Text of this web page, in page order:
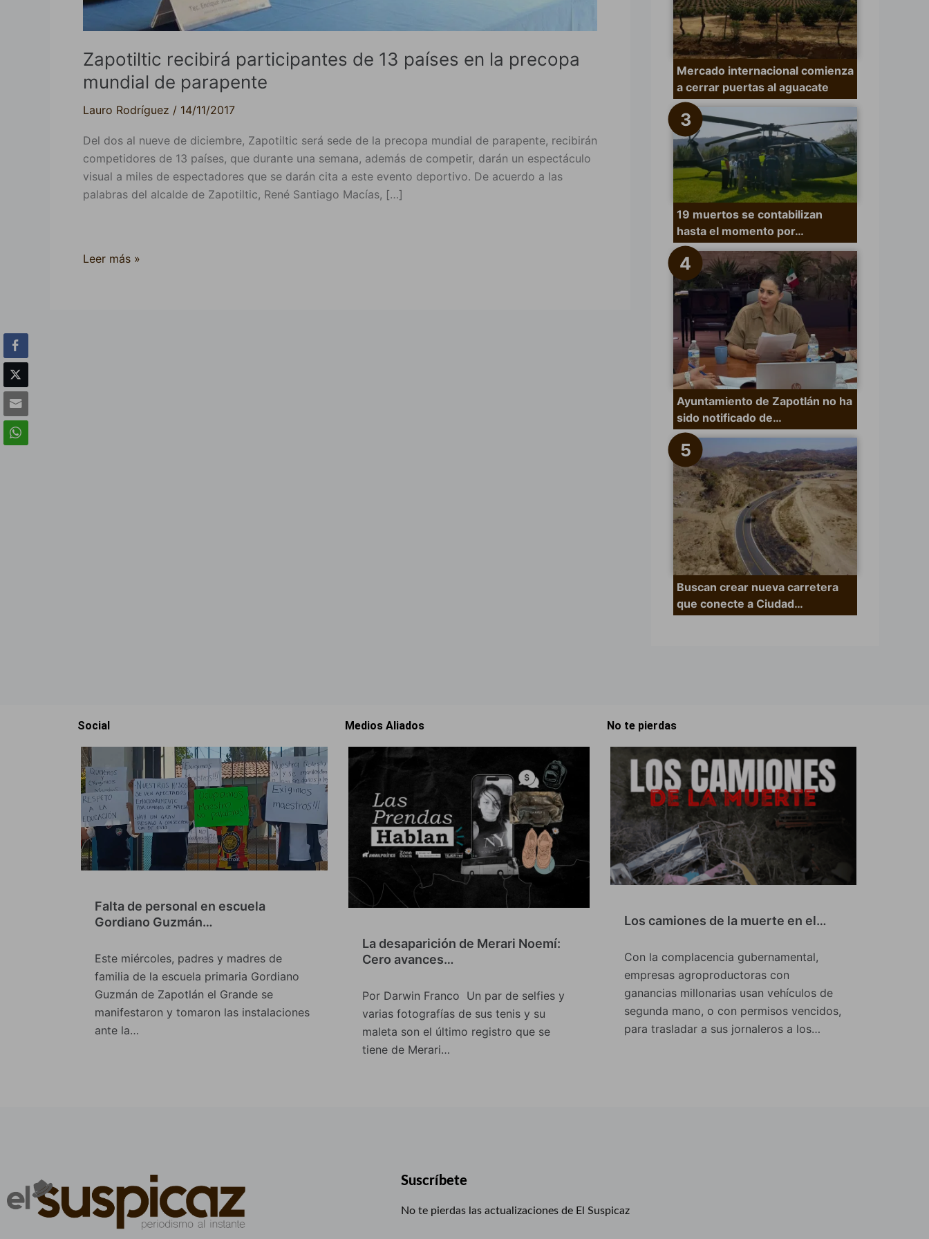
Zapotiltic recibirá participantes de 13 países en la precopa
mundial de parapente
Lauro Rodríguez / 14/11/2017
Del dos al nueve de diciembre, Zapotiltic será sede de la precopa mundial de parapente, recibirán
competidores de 13 países, que durante una semana, además de competir, darán un espectáculo
visual a miles de espectadores que se darán cita a este evento deportivo. De acuerdo a las
palabras del alcalde de Zapotiltic, René Santiago Macías, […]
Leer más »
Mercado internacional comienza
a cerrar puertas al aguacate
19 muertos se contabilizan
hasta el momento por…
Ayuntamiento de Zapotlán no ha
sido notificado de…
Buscan crear nueva carretera
que conecte a Ciudad…
Social
Falta de personal en escuela
Gordiano Guzmán…
Este miércoles, padres y madres de
familia de la escuela primaria Gordiano
Guzmán de Zapotlán el Grande se
manifestaron y tomaron las instalaciones
ante la…
Medios Aliados
La desaparición de Merari Noemí:
Cero avances…
Por Darwin Franco Un par de selfies y
varias fotografías de sus tenis y su
maleta son el último registro que se
tiene de Merari…
No te pierdas
Los camiones de la muerte en el…
Con la complacencia gubernamental,
empresas agroproductoras con
ganancias millonarias usan vehículos de
segunda mano, o con permisos vencidos,
para trasladar a sus jornaleros a los…
Suscríbete
No te pierdas las actualizaciones de El Suspicaz